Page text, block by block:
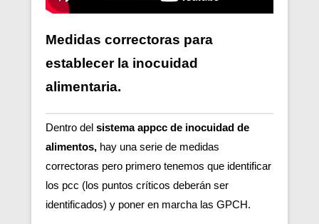
Medidas correctoras para
establecer la inocuidad
alimentaria.
Dentro del sistema appcc de inocuidad de
alimentos, hay una serie de medidas
correctoras pero primero tenemos que identificar
los pcc (los puntos críticos deberán ser
identificados) y poner en marcha las GPCH.